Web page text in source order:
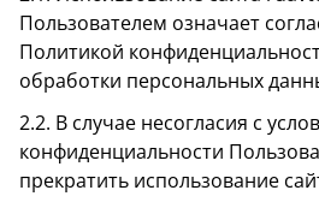
Пользователем означает
Политикой
обработки персональных
2.2. В случае несогласия с
конфиденциальности
прекратить использование